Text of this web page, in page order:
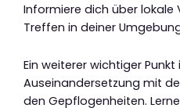
Informiere dich über
Treffen in deiner
Ein weiterer wichtiger Punkt
Auseinandersetzung mit
den Gepflogenheiten.